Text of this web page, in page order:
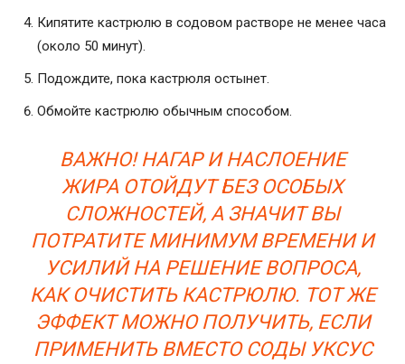
Кипятите кастрюлю в содовом растворе не менее часа
(около 50 минут).
Подождите, пока кастрюля остынет.
Обмойте кастрюлю обычным способом.
ВАЖНО! НАГАР И НАСЛОЕНИЕ
ЖИРА ОТОЙДУТ БЕЗ ОСОБЫХ
СЛОЖНОСТЕЙ, А ЗНАЧИТ ВЫ
ПОТРАТИТЕ МИНИМУМ ВРЕМЕНИ И
УСИЛИЙ НА РЕШЕНИЕ ВОПРОСА,
КАК ОЧИСТИТЬ КАСТРЮЛЮ. ТОТ ЖЕ
ЭФФЕКТ МОЖНО ПОЛУЧИТЬ, ЕСЛИ
ПРИМЕНИТЬ ВМЕСТО СОДЫ УКСУС